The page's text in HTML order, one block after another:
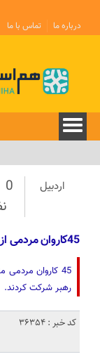
درباره ما
تماس با ما
اردبیل
0
45کاروان مردمی از اردبیل راهی تشییع رهبر شهید امت شدند
45 کاروان
رهبر شرکت کردند.
کد خبر : 36354